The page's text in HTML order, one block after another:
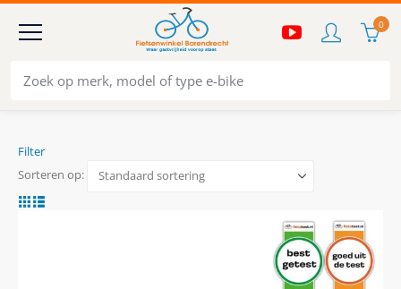
0
Filter
Sorteren op: